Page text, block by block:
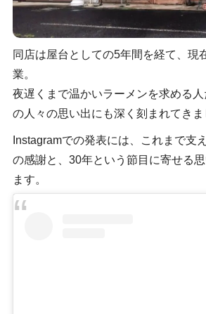
同店は屋台としての5年間を経て、現
業。
夜遅くまで温かいラーメンを求める
の人々の思い出にも深く刻まれてきま
Instagramでの発表には、これまで支
の感謝と、30年という節目に寄せる
ます。